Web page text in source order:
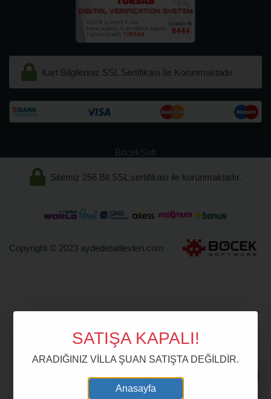
SATIŞA KAPALI!
ARADIĞINIZ VİLLA ŞUAN SATIŞTA DEĞİLDİR.
Anasayfa
Kart Bilgileriniz SSL Sertifikası İle Korunmaktadır.
BöcekSoft
Sitemiz 256 Bit SSL sertifikası ile korunmaktadır.
Copyright © 2023 aydedetatilevleri.com